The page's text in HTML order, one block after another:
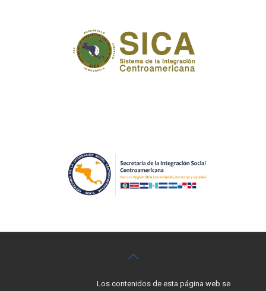
Los contenidos de esta página web se